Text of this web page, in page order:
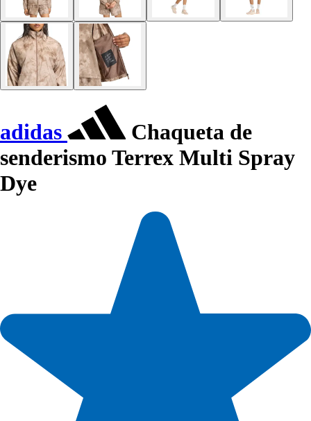
adidas
Chaqueta de
senderismo Terrex Multi Spray
Dye